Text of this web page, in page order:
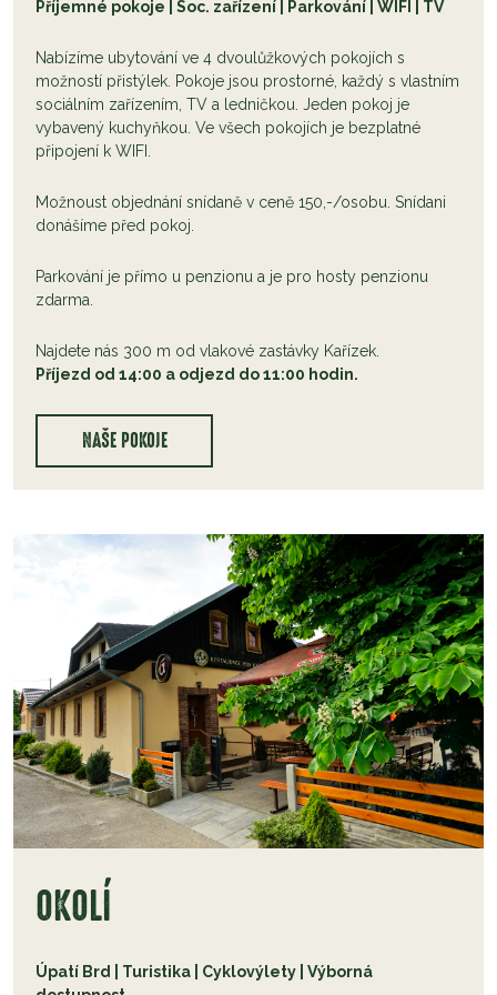
Příjemné pokoje | Soc. zařízení | Parkování | WIFI | TV
Nabízíme ubytování ve 4 dvoulůžkových pokojích s
možností přistýlek. Pokoje jsou prostorné, každý s vlastním
sociálním zařízením, TV a ledničkou. Jeden pokoj je
vybavený kuchyňkou. Ve všech pokojích je bezplatné
připojení k WIFI.
Možnoust objednání snídaně v ceně 150,-/osobu. Snídani
donášíme před pokoj.
Parkování je přímo u penzionu a je pro hosty penzionu
zdarma.
Najdete nás 300 m od vlakové zastávky Kařízek.
Příjezd od 14:00 a odjezd do 11:00 hodin.
NAŠE POKOJE
OKOLÍ
Úpatí Brd | Turistika | Cyklovýlety | Výborná